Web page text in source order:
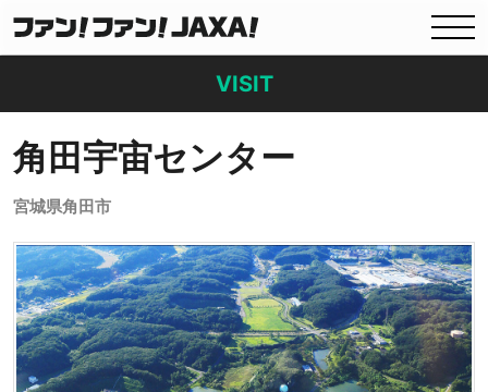
VISIT
角田宇宙センター
宮城県角田市